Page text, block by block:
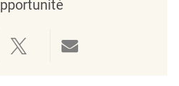
via Facebook
Partager via twitter